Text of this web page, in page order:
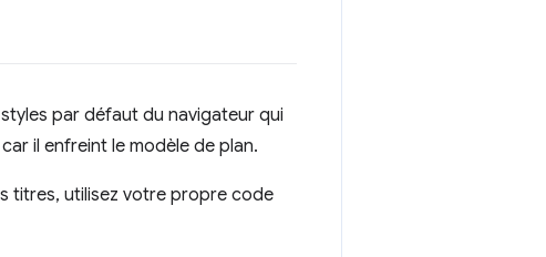
par défaut du navigateur qui
il enfreint le modèle de plan.
titres, utilisez votre propre code